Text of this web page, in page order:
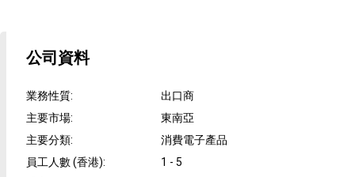
公司資料
業務性質:
出口商
主要市場:
東南亞
主要分類:
消費電子產品
員工人數 (香港):
1 - 5